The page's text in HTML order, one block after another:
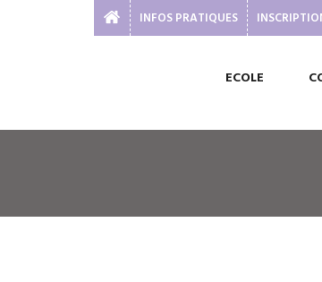
INFOS PRATIQUES
ECOLE